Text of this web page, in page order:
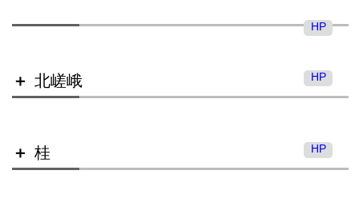
朱雀高等学校（定時制）
鳥羽高等学校
HP
嵯峨野高等学校
北嵯峨 HP
桂 HP